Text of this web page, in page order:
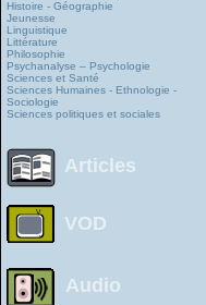
Histoire - Géographie
Jeunesse
Linguistique
Littérature
Philosophie
Psychanalyse – Psychologie
Sciences et Santé
Sciences Humaines - Ethnologie -
Sociologie
Sciences politiques et sociales
Articles
VOD
Audio